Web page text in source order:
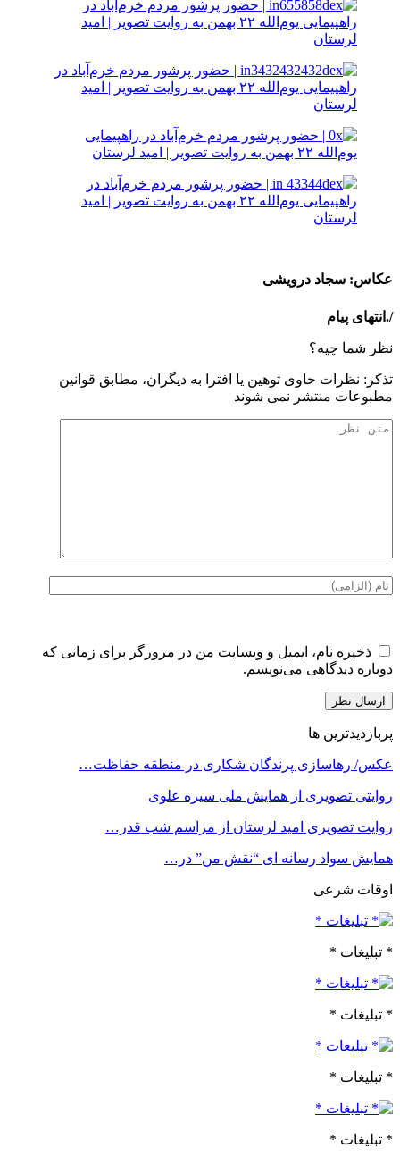
عکاس: سجاد درویشی
/.انتهای پیام
نظر شما چیه؟
تذكر: نظرات حاوی توهين يا افترا به ديگران، مطابق قوانين
مطبوعات منتشر نمی شوند
ذخیره نام، ایمیل و وبسایت من در مرورگر برای زمانی که
دوباره دیدگاهی می‌نویسم.
پربازدیدترین ها
عکس/ رهاسازی پرندگان شکاری در منطقه حفاظت…
روایتی تصویری از همایش ملی سیره علوی
روایت تصویری امید لرستان از مراسم شب قدر…
همایش سواد رسانه ای “نقش من” در…
اوقات شرعی
* تبلیغات *
* تبلیغات *
* تبلیغات *
* تبلیغات *